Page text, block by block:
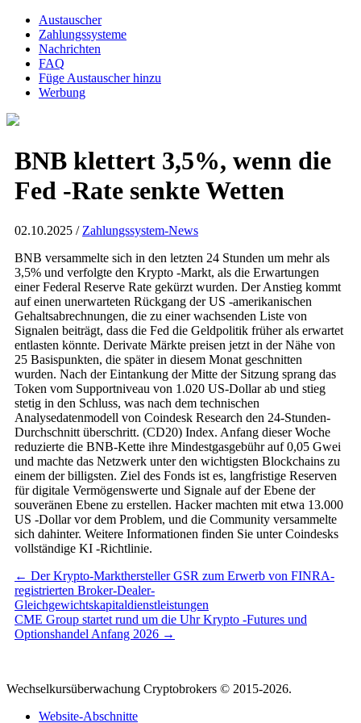
Austauscher
Zahlungssysteme
Nachrichten
FAQ
Füge Austauscher hinzu
Werbung
BNB klettert 3,5%, wenn die
Fed -Rate senkte Wetten
02.10.2025 / Zahlungssystem-News
BNB versammelte sich in den letzten 24 Stunden um mehr als
3,5% und verfolgte den Krypto -Markt, als die Erwartungen
einer Federal Reserve Rate gekürzt wurden. Der Anstieg kommt
auf einen unerwarteten Rückgang der US -amerikanischen
Gehaltsabrechnungen, die zu einer wachsenden Liste von
Signalen beiträgt, dass die Fed die Geldpolitik früher als erwartet
entlasten könnte. Derivate Märkte preisen jetzt in der Nähe von
25 Basispunkten, die später in diesem Monat geschnitten
wurden. Nach der Eintankung der Mitte der Sitzung sprang das
Token vom Supportniveau von 1.020 US-Dollar ab und stieg
stetig in den Schluss, was nach dem technischen
Analysedatenmodell von Coindesk Research den 24-Stunden-
Durchschnitt überschritt. (CD20) Index. Anfang dieser Woche
reduzierte die BNB-Kette ihre Mindestgasgebühr auf 0,05 Gwei
und machte das Netzwerk unter den wichtigsten Blockchains zu
einem der billigsten. Ziel des Fonds ist es, langfristige Reserven
für digitale Vermögenswerte und Signale auf der Ebene der
souveränen Ebene zu erstellen. Hacker machten mit etwa 13.000
US -Dollar vor dem Problem, und die Community versammelte
sich dahinter. Weitere Informationen finden Sie unter Coindesks
vollständige KI -Richtlinie.
← Der Krypto-Markthersteller GSR zum Erwerb von FINRA-
registrierten Broker-Dealer-
Gleichgewichtskapitaldienstleistungen
CME Group startet rund um die Uhr Krypto -Futures und
Optionshandel Anfang 2026 →
Wechselkursüberwachung Cryptobrokers © 2015-2026.
Website-Abschnitte